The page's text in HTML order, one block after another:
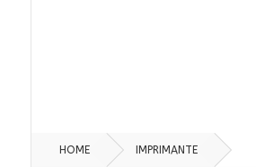
HOME IMPRIMANTE